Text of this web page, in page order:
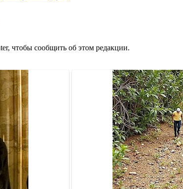
чтобы сообщить об этом редакции.